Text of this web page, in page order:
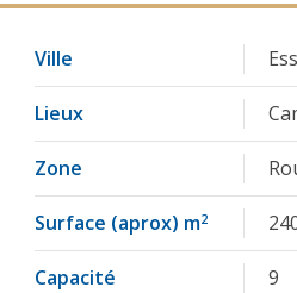
Ville
Lieux
Zone
Surface (aprox) m2
Capacité 9